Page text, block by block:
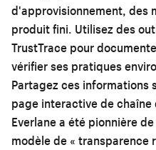
d'approvisionnement, des
produit fini. Utilisez des
TrustTrace pour
vérifier ses pratiques
Partagez ces informations
page interactive de
Everlane a été pionnière
modèle de « transparence